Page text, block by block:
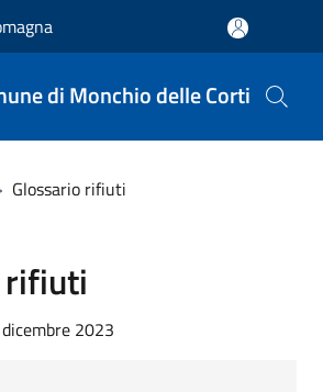
di Monchio delle Corti
Glossario rifiuti
rifiuti
2023